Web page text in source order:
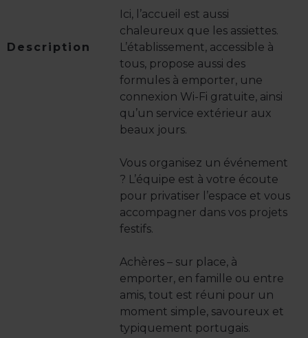
Description
Ici, l’accueil est aussi
chaleureux que les assiettes.
L’établissement, accessible à
tous, propose aussi des
formules à emporter, une
connexion Wi-Fi gratuite, ainsi
qu’un service extérieur aux
beaux jours.
Vous organisez un événement
? L’équipe est à votre écoute
pour privatiser l’espace et vous
accompagner dans vos projets
festifs.
Achères – sur place, à
emporter, en famille ou entre
amis, tout est réuni pour un
moment simple, savoureux et
typiquement portugais.